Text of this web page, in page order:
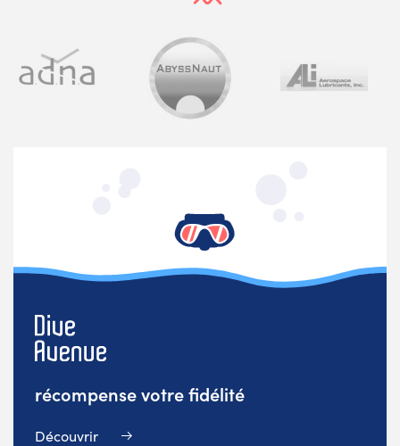
récompense votre fidélité
Découvrir